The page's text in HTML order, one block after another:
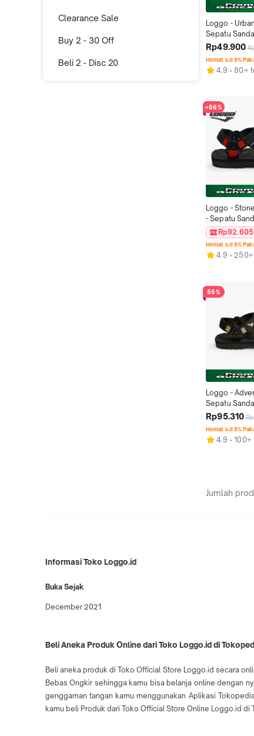
Clearance Sale
Buy 2 - 30 Off
Beli 2 - Disc 20
Loggo -
Sepatu
Outdoor
Rp49.900
Hemat s.d 8%
4.9 80+
>56%
Loggo -
- Sepatu
warna Hitam
Sendal
Rp92.605
Hemat s.d 8%
4.9 250+
55%
Loggo -
Sepatu
warna Coffee
Rp95.310
Hemat s.d 8%
4.9 100+
Jumlah
Informasi Toko Loggo.id
Buka Sejak
December 2021
Beli Aneka Produk Online dari Toko Loggo.id di
Beli aneka produk di Toko Official Store Loggo.id secara
Bebas Ongkir sehingga kamu bisa belanja online dengan
genggaman tangan kamu menggunakan Aplikasi
kamu beli Produk dari Toko Official Store Online Loggo.id